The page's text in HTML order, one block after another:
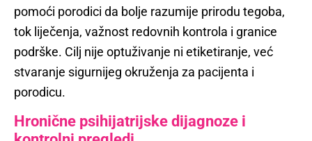
pomoći porodici da bolje razumije prirodu tegoba,
tok liječenja, važnost redovnih kontrola i granice
podrške. Cilj nije optuživanje ni etiketiranje, već
stvaranje sigurnijeg okruženja za pacijenta i
porodicu.
Hronične psihijatrijske dijagnoze i